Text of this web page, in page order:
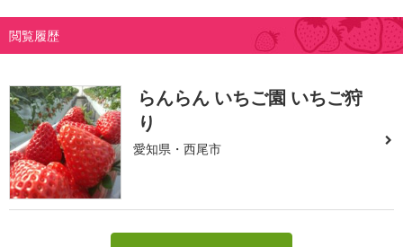
閲覧履歴
らんらん いちご園 いちご狩
り
愛知県・西尾市